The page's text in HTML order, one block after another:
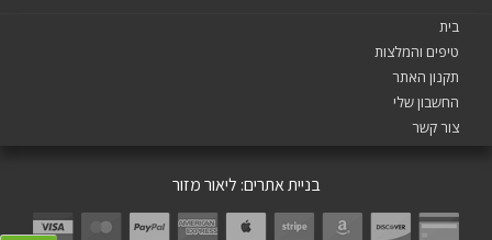
בית
טיפים והמלצות
תקנון האתר
החשבון שלי
צור קשר
בניית אתרים: ליאור מזור